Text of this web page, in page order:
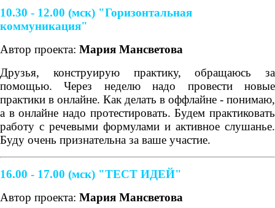
10.30 - 12.00 (мск) "Горизонтальная
коммуникация"
Автор проекта: Мария Мансветова
Друзья, конструирую практику, обращаюсь за
помощью. Через неделю надо провести новые
практики в онлайне. Как делать в оффлайне - понимаю,
а в онлайне надо протестировать. Будем практиковать
работу с речевыми формулами и активное слушанье.
Буду очень признательна за ваше участие.
16.00 - 17.00 (мск) "ТЕСТ ИДЕЙ"
Автор проекта: Мария Мансветова